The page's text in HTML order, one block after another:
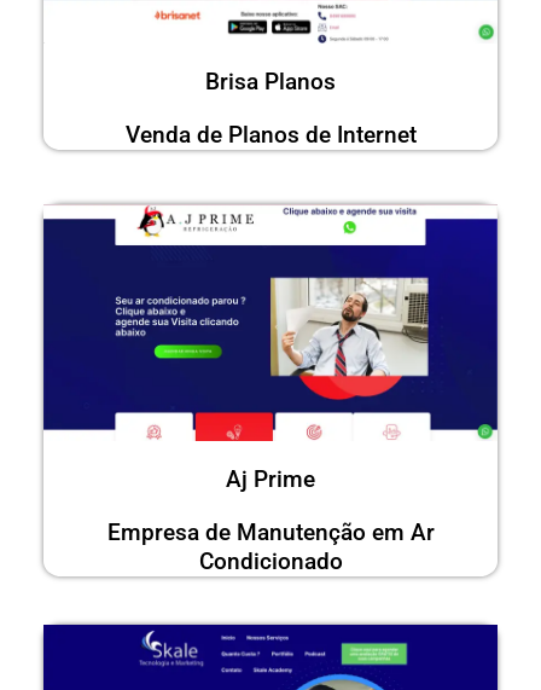
Brisa Planos
Venda de Planos de Internet
Aj Prime
Empresa de Manutenção em Ar
Condicionado